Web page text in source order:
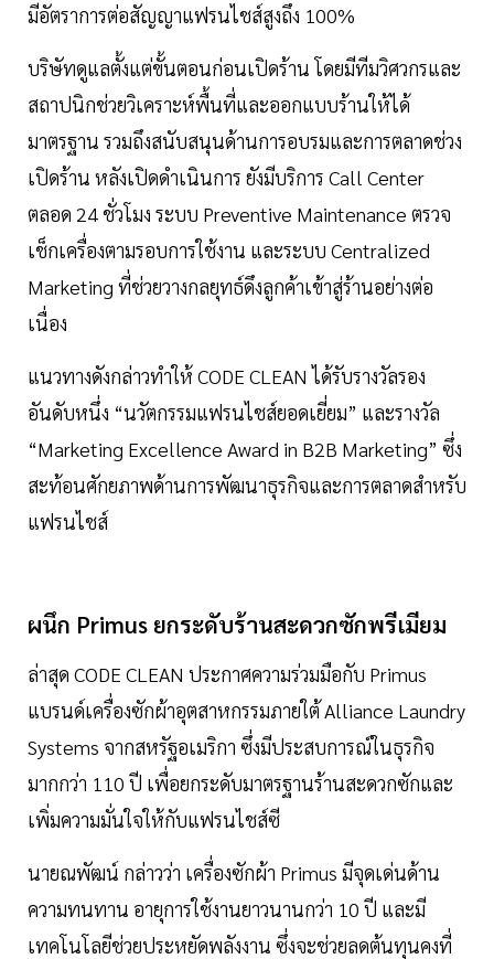
มีอัตราการต่อสัญญาแฟรนไชส์สูงถึง 100%
บริษัทดูแลตั้งแต่ขั้นตอนก่อนเปิดร้าน โดยมีทีมวิศวกรและ
สถาปนิกช่วยวิเคราะห์พื้นที่และออกแบบร้านให้ได้
มาตรฐาน รวมถึงสนับสนุนด้านการอบรมและการตลาดช่วง
เปิดร้าน หลังเปิดดำเนินการ ยังมีบริการ Call Center
ตลอด 24 ชั่วโมง ระบบ Preventive Maintenance ตรวจ
เช็กเครื่องตามรอบการใช้งาน และระบบ Centralized
Marketing ที่ช่วยวางกลยุทธ์ดึงลูกค้าเข้าสู่ร้านอย่างต่อ
เนื่อง
แนวทางดังกล่าวทำให้ CODE CLEAN ได้รับรางวัลรอง
อันดับหนึ่ง “นวัตกรรมแฟรนไชส์ยอดเยี่ยม” และรางวัล
“Marketing Excellence Award in B2B Marketing” ซึ่ง
สะท้อนศักยภาพด้านการพัฒนาธุรกิจและการตลาดสำหรับ
แฟรนไชส์
ผนึก Primus ยกระดับร้านสะดวกซักพรีเมียม
ล่าสุด CODE CLEAN ประกาศความร่วมมือกับ Primus
แบรนด์เครื่องซักผ้าอุตสาหกรรมภายใต้ Alliance Laundry
Systems จากสหรัฐอเมริกา ซึ่งมีประสบการณ์ในธุรกิจ
มากกว่า 110 ปี เพื่อยกระดับมาตรฐานร้านสะดวกซักและ
เพิ่มความมั่นใจให้กับแฟรนไชส์ซี
นายณพัฒน์ กล่าวว่า เครื่องซักผ้า Primus มีจุดเด่นด้าน
ความทนทาน อายุการใช้งานยาวนานกว่า 10 ปี และมี
เทคโนโลยีช่วยประหยัดพลังงาน ซึ่งจะช่วยลดต้นทุนคงที่